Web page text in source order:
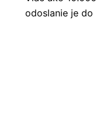
odoslanie je do